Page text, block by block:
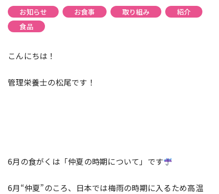
お知らせ お食事 取り組み
紹介
食品
こんにちは！
管理栄養士の松尾です！
6月の食がくは「仲夏の時期について」です
6月“仲夏”のころ、日本では梅雨の時期に入るため高温